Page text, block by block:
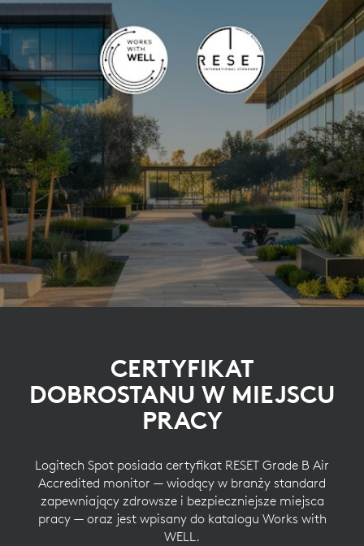
CERTYFIKAT
DOBROSTANU W MIEJSCU
PRACY
Logitech Spot posiada certyfikat RESET Grade B Air
Accredited monitor — wiodący w branży standard
zapewniający zdrowsze i bezpieczniejsze miejsca
pracy — oraz jest wpisany do katalogu Works with
WELL.